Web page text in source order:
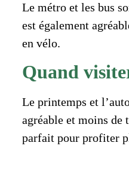
Le métro et les bus
est également
en vélo.
Quand
Le printemps et
agréable et moins de
parfait pour profiter